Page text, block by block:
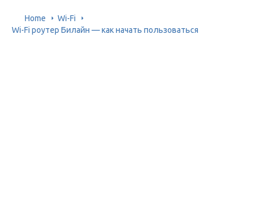
Home
Wi-Fi
Wi-Fi роутер Билайн — как начать пользоваться